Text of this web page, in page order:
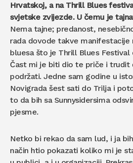
Hrvatskoj, a na Thrill Blues
svjetske zvijezde. U čemu je
Nema tajne; predanost,
rada dovode takve manifestacije
bluesa što je Thrill Blues
Čast mi je biti dio te priče i trudit
podržati. Jedne sam godine u
Novigrada šest sati do Trilja i
to da bih sa Sunnysidersima
pjesme.
Netko bi rekao da sam lud, i ja
način htio pokazati koliko mi je